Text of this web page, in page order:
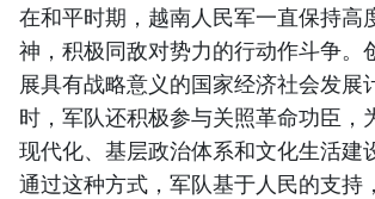
在和平时期，越南人民军一直保持高
神，积极同敌对势力的行动作斗争。
展具有战略意义的国家经济社会发展
时，军队还积极参与关照革命功臣，
现代化、基层政治体系和文化生活建
通过这种方式，军队基于人民的支持